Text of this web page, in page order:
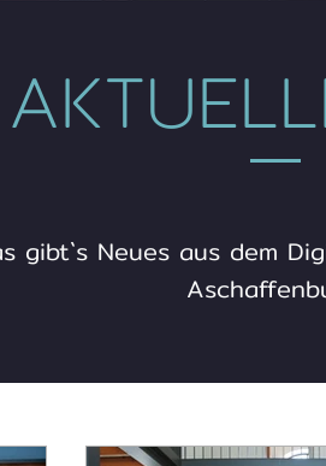
gibt`s Neues aus dem